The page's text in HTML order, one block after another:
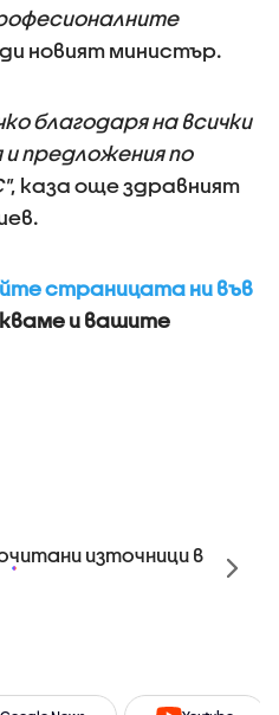
новият министър.
благодаря на всички
и предложения по
, каза още здравният
страницата ни във
и вашите
източници в